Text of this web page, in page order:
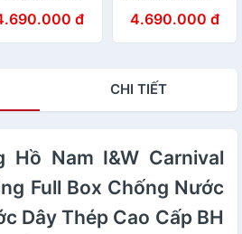
mới fullbox
chống
đ
Hàng mới fullbox
,Kính chống
24 tháng,Máy Cơ
4.690.000 đ
CHI TIẾT
Hồ Nam I&W Carnival
Full Box Chống Nước
Dây Thép Cao Cấp BH